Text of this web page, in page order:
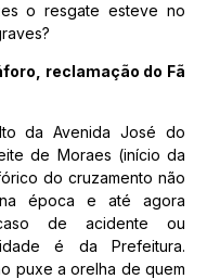
o resgate esteve no
reclamação do Fã
da Avenida José do
de Moraes (início da
do cruzamento não
época e até agora
de acidente ou
é da Prefeitura.
puxe a orelha de quem